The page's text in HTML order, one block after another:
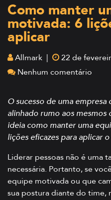
Como manter
motivada: 6
aplicar
Allmark |
22 de
Nenhum comentário
O sucesso de uma
alinhado rumo aos mesmos
ideia como manter uma
lições eficazes para aplicar
Liderar pessoas não é uma
necessária. Portanto, se
equipe motivada ou que
sua postura diante do time,